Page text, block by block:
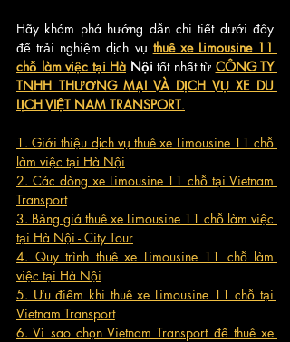
Hãy khám phá hướng dẫn chi tiết dưới đây
để trải nghiệm dịch vụ thuê xe Limousine 11
chỗ làm việc tại Hà Nội tốt nhất từ CÔNG TY
TNHH THƯƠNG MẠI VÀ DỊCH VỤ XE DU
LỊCH VIỆT NAM TRANSPORT.
1. Giới thiệu dịch vụ thuê xe Limousine 11 chỗ
làm việc tại Hà Nội
2. Các dòng xe Limousine 11 chỗ tại Vietnam
Transport
3. Bảng giá thuê xe Limousine 11 chỗ làm việc
tại Hà Nội - City Tour
4. Quy trình thuê xe Limousine 11 chỗ làm
việc tại Hà Nội
5. Ưu điểm khi thuê xe Limousine 11 chỗ tại
Vietnam Transport
6. Vì sao chọn Vietnam Transport để thuê xe